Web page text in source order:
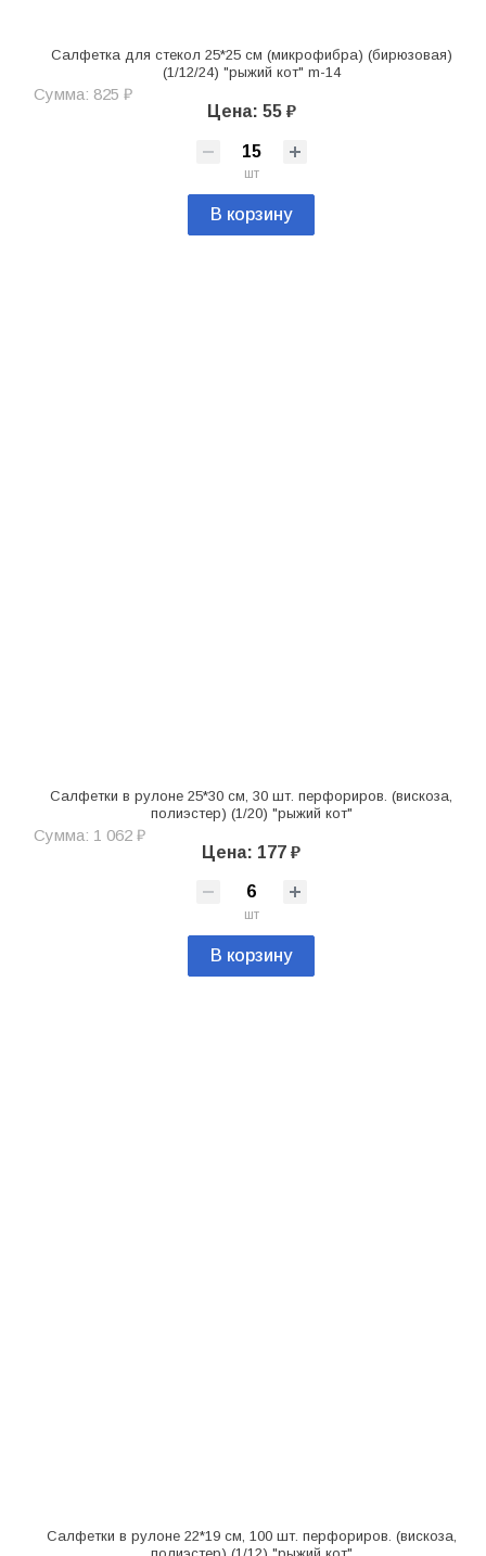
Салфетка для стекол 25*25 см (микрофибра) (бирюзовая)
(1/12/24) "рыжий кот" m-14
Сумма: 825 ₽
Цена: 55 ₽
шт
В корзину
Салфетки в рулоне 25*30 см, 30 шт. перфориров. (вискоза,
полиэстер) (1/20) "рыжий кот"
Сумма: 1 062 ₽
Цена: 177 ₽
шт
В корзину
Салфетки в рулоне 22*19 см, 100 шт. перфориров. (вискоза,